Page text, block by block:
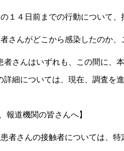
１４日前までの行動について、
さんがどこから感染したのか
者さんはいずれも、この間に、
詳細については、現在、調査を進
報道機関の皆さんへ】
者さんの接触者については、